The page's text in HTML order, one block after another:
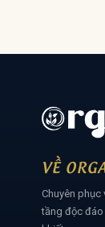
VỀ
Chuyên phục
tầng độc